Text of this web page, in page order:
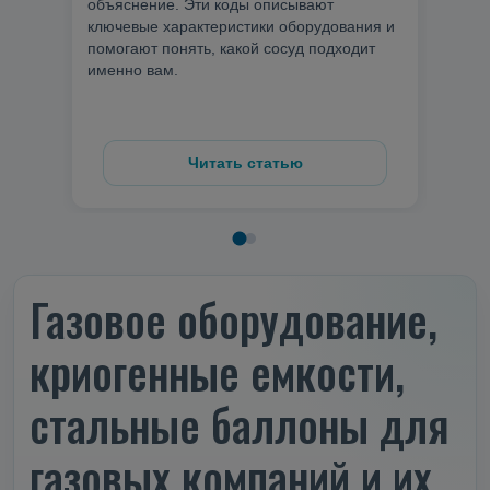
объяснение. Эти коды описывают
ключевые характеристики оборудования и
помогают понять, какой сосуд подходит
именно вам.
Читать статью
Газовое оборудование,
криогенные емкости,
стальные баллоны для
газовых компаний и их